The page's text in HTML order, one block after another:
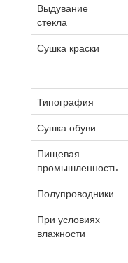
Выдувание
стекла
Сушка краски
Типография
Сушка обуви
Пищевая
промышленность
Полупроводники
При условиях
влажности